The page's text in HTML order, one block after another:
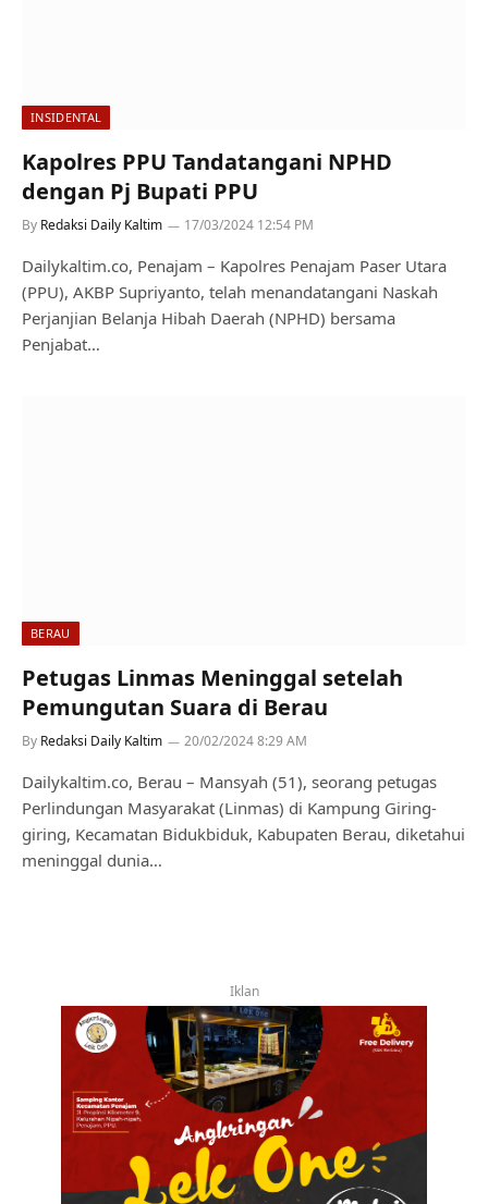
INSIDENTAL
Kapolres PPU Tandatangani NPHD
dengan Pj Bupati PPU
By Redaksi Daily Kaltim 17/03/2024 12:54 PM
Dailykaltim.co, Penajam – Kapolres Penajam Paser Utara
(PPU), AKBP Supriyanto, telah menandatangani Naskah
Perjanjian Belanja Hibah Daerah (NPHD) bersama
Penjabat…
BERAU
Petugas Linmas Meninggal setelah
Pemungutan Suara di Berau
By Redaksi Daily Kaltim 20/02/2024 8:29 AM
Dailykaltim.co, Berau – Mansyah (51), seorang petugas
Perlindungan Masyarakat (Linmas) di Kampung Giring-
giring, Kecamatan Bidukbiduk, Kabupaten Berau, diketahui
meninggal dunia…
Iklan